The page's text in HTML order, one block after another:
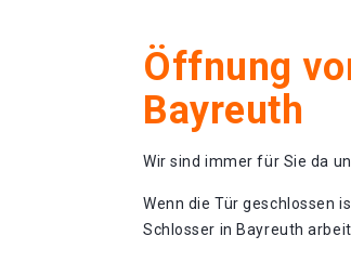
Öffnung
Bayreuth
Wir sind immer für Sie da
Wenn die Tür geschlossen
Schlosser in Bayreuth